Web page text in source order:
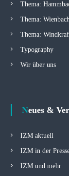
Thema:
Thema:
Thema:
Typography
Wir über uns
Neues &
IZM aktuell
IZM in der
IZM und mehr